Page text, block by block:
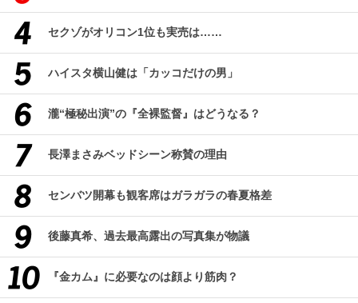
セクゾがオリコン1位も実売は……
ハイスタ横山健は「カッコだけの男」
瀧“極秘出演”の『全裸監督』はどうなる？
長澤まさみベッドシーン称賛の理由
センバツ開幕も観客席はガラガラの春夏格差
後藤真希、過去最高露出の写真集が物議
『金カム』に必要なのは顔より筋肉？